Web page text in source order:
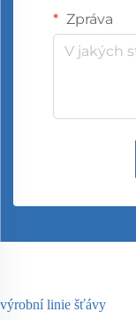
Zpráva
výrobní linie šťávy